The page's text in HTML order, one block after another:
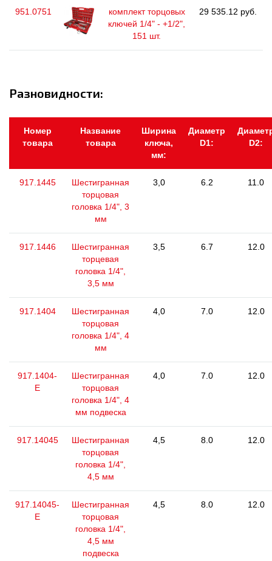
951.0751
комплект торцовых
ключей 1/4" - +1/2",
151 шт.
29 535.12 руб.
Разновидности:
Номер
товара
Название
товара
Ширина
ключа,
мм:
Диаметр
D1:
D2:
917.1445
Шестигранная
торцовая
головка 1/4", 3
мм
3,0 6.2 11.0
917.1446
Шестигранная
торцевая
головка 1/4",
3,5 мм
3,5 6.7 12.0
917.1404
Шестигранная
торцовая
головка 1/4", 4
мм
4,0 7.0 12.0
917.1404-
E
Шестигранная
торцовая
головка 1/4", 4
мм подвеска
4,0 7.0 12.0
917.14045
Шестигранная
торцовая
головка 1/4",
4,5 мм
4,5 8.0 12.0
917.14045-
E
Шестигранная
торцовая
головка 1/4",
4,5 мм
подвеска
4,5 8.0 12.0